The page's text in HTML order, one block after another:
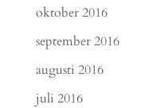
oktober 2016
september 2016
augusti 2016
juli 2016